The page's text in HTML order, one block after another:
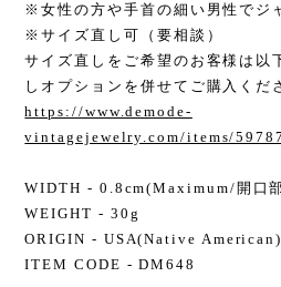
※女性の方や手首の細い男性でジ
※サイズ直し可（要相談）
サイズ直しをご希望のお客様は以
しオプションを併せてご購入くだ
https://www.demode-
vintagejewelry.com/items/
WIDTH - 0.8cm(Maximum/開口
WEIGHT - 30g
ORIGIN - USA(Native American)
ITEM CODE - DM648